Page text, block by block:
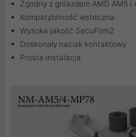
Zgodny z gniazdem AMD AM5 i
Kompatybilność wsteczna
Wysoka jakość SecuFirm2
Doskonały nacisk kontaktowy
Prosta instalacja